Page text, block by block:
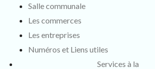
Salle communale
Les commerces
Les entreprises
Numéros et Liens utiles
Services à la